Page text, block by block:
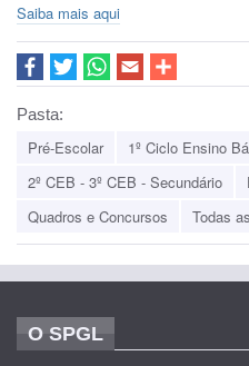
Saiba mais aqui
Pasta:
Pré-Escolar
1º Ciclo Ensino
2º CEB - 3º CEB - Secundário
Quadros e Concursos
Todas
O SPGL